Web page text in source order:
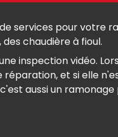
services pour votre
chaudière à fioul.
inspection vidéo.
et si elle
aussi un ramonage